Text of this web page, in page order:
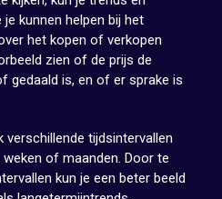
kunnen helpen bij het
het kopen of verkopen
zien of de prijs de
gedaald is, en of er sprake is
verschillende tijdsintervallen
of maanden. Door te
kun je een beter beeld